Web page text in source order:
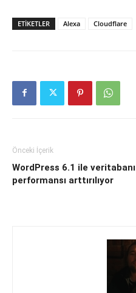
ETIKETLER Alexa Cloudflare
Önceki İçerik
WordPress 6.1 ile veritabanı
performansı arttırılıyor